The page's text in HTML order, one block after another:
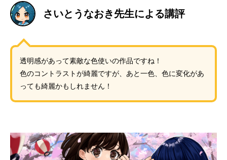
さいとうなおき先生による講評
透明感があって素敵な色使いの作品ですね！
色のコントラストが綺麗ですが、あと一色、色に変化があ
っても綺麗かもしれません！